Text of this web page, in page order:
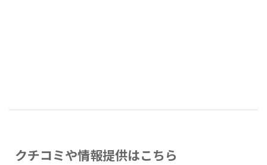
クチコミや情報提供はこちら